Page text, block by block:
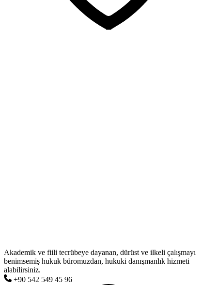
Akademik ve fiili tecrübeye dayanan, dürüst ve ilkeli çalışmayı
benimsemiş hukuk büromuzdan, hukuki danışmanlık hizmeti
alabilirsiniz.
+90 542 549 45 96